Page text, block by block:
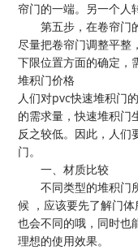
帘门的一端。另一个人
第五步，在卷帘门
尽量把卷帘门调整平整
下限位置方面的确定，
堆积门价格
人们对pvc快速堆积门
的需求量，快速堆积门
反之较低。因此，人们
门。
一、材质比较
不同类型的堆积门
候 ，应该要先了解门
也会不同的哦，同时也
理想的使用效果。